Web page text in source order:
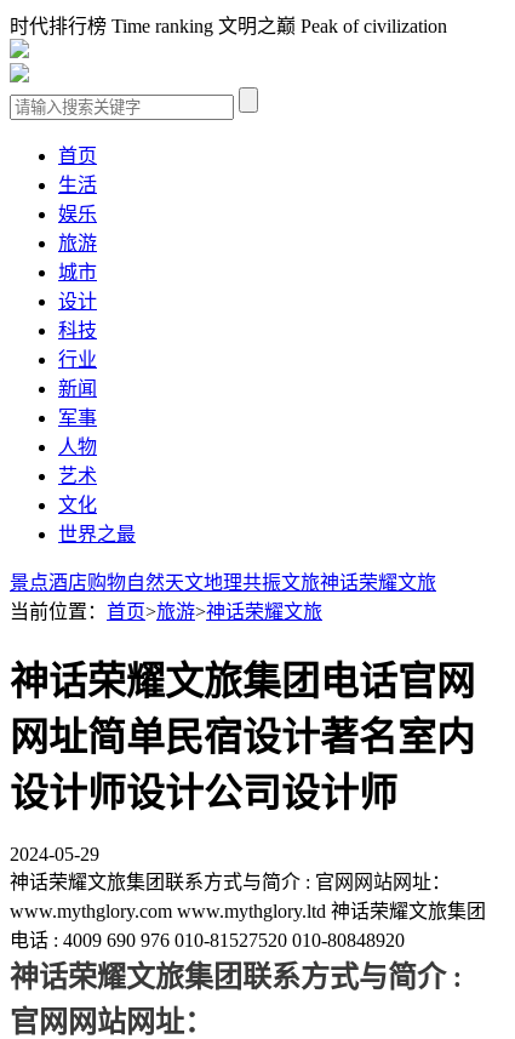
时代排行榜 Time ranking 文明之巅 Peak of civilization
首页
生活
娱乐
旅游
城市
设计
科技
行业
新闻
军事
人物
艺术
文化
世界之最
景点酒店购物自然天文地理共振文旅神话荣耀文旅
当前位置： 首页>旅游>神话荣耀文旅
神话荣耀文旅集团电话官网
网址简单民宿设计著名室内
设计师设计公司设计师
2024-05-29
神话荣耀文旅集团联系方式与简介 : 官网网站网址：
www.mythglory.com www.mythglory.ltd 神话荣耀文旅集团
电话 : 4009 690 976 010-81527520 010-80848920
神话荣耀文旅集团联系方式与简介 :
官网网站网址：